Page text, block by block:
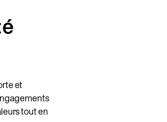
et
tout en